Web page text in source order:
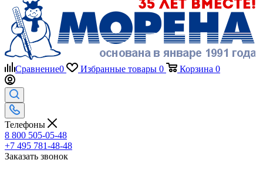
Сравнение0 Избранные товары 0 Корзина 0
Телефоны
8 800 505-05-48
+7 495 781-48-48
Заказать звонок